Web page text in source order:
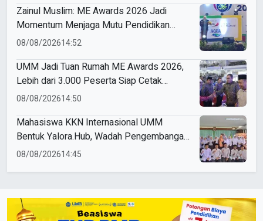
Zainul Muslim: ME Awards 2026 Jadi
Momentum Menjaga Mutu Pendidikan
Muhammadiyah
08/08/202614:52
UMM Jadi Tuan Rumah ME Awards 2026,
Lebih dari 3.000 Peserta Siap Cetak
Pemimpin Masa Depan
08/08/202614:50
Mahasiswa KKN Internasional UMM
Bentuk Yalora.Hub, Wadah Pengembangan
Pemuda Yala Thailand
08/08/202614:45